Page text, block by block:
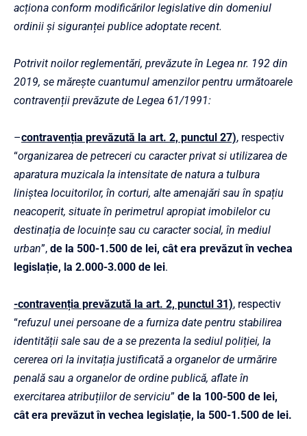
acționa conform modificărilor legislative din domeniul
ordinii și siguranței publice adoptate recent.
Potrivit noilor reglementări, prevăzute în Legea nr. 192 din
2019, se mărește cuantumul amenzilor pentru următoarele
contravenții prevăzute de Legea 61/1991:
–contravenția prevăzută la art. 2, punctul 27), respectiv
“organizarea de petreceri cu caracter privat si utilizarea de
aparatura muzicala la intensitate de natura a tulbura
liniștea locuitorilor, în corturi, alte amenajări sau în spațiu
neacoperit, situate în perimetrul apropiat imobilelor cu
destinația de locuințe sau cu caracter social, în mediul
urban”, de la 500-1.500 de lei, cât era prevăzut în vechea
legislație, la 2.000-3.000 de lei.
-contravenția prevăzută la art. 2, punctul 31), respectiv
“refuzul unei persoane de a furniza date pentru stabilirea
identității sale sau de a se prezenta la sediul poliției, la
cererea ori la invitația justificată a organelor de urmărire
penală sau a organelor de ordine publică, aflate în
exercitarea atribuțiilor de serviciu” de la 100-500 de lei,
cât era prevăzut în vechea legislație, la 500-1.500 de lei.